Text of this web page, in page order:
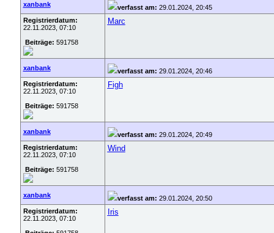
xanbank verfasst am: 29.01.2024, 20:45
Registrierdatum:
22.11.2023, 07:10
Beiträge: 591758
Marc
xanbank verfasst am: 29.01.2024, 20:46
Registrierdatum:
22.11.2023, 07:10
Beiträge: 591758
Figh
xanbank verfasst am: 29.01.2024, 20:49
Registrierdatum:
22.11.2023, 07:10
Beiträge: 591758
Wind
xanbank verfasst am: 29.01.2024, 20:50
Registrierdatum:
22.11.2023, 07:10
Iris